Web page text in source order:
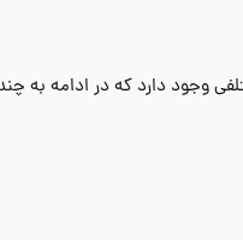
وجود دارد که در ادامه به